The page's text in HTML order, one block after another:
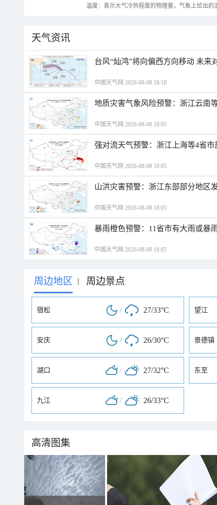
温度：表示大气冷热程度的物理量，气象上给出
天气资讯
台风“灿鸿”将向偏西方向移动 未来
中国天气网 2026-08-08 18:18
地质灾害气象风险预警：浙江云南
中国天气网 2026-08-08 18:05
强对流天气预警：浙江上海等4省
中国天气网 2026-08-08 18:05
山洪灾害预警：浙江东部部分地区
中国天气网 2026-08-08 18:05
暴雨橙色预警：11省市有大雨或暴
中国天气网 2026-08-08 18:05
周边地区 | 周边景点
宿松 / 27/33°C 望江
安庆 / 26/30°C 景德镇
湖口 / 27/32°C 东至
九江 / 26/33°C
高清图集